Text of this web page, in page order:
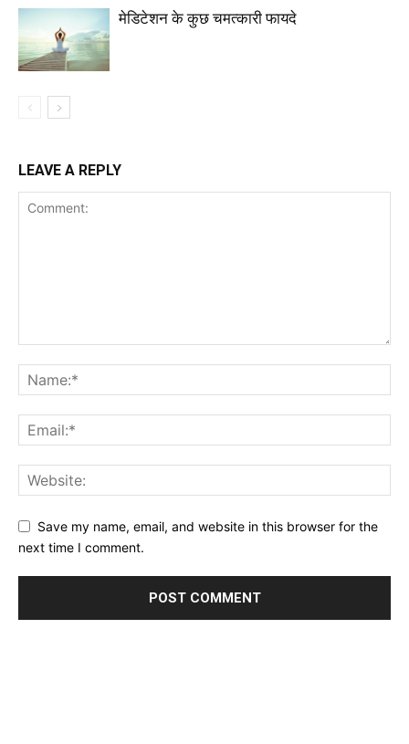
मेडिटेशन के कुछ चमत्कारी फायदे
LEAVE A REPLY
Save my name, email, and website in this browser for the
next time I comment.